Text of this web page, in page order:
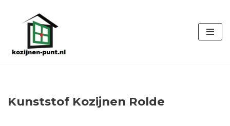
de
Kunststof Kozijnen Rolde